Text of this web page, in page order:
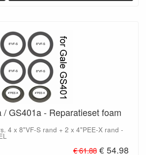
/ GS401a - Reparatieset foam
4 x 8"VF-S rand + 2 x 4"PEE-X rand -
€ 61.88 € 54.98